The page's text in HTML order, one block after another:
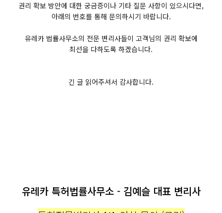
권리 확보 방안에 대한 궁금증이나 기타 질문 사항이 있으시다면,
아래의 번호를 통해 문의하시기 바랍니다.
유레카 법률사무소의 전문 변리사들이 고객님의 권리 확보에
최선을 다하도록 하겠습니다.
긴 글 읽어주셔서 감사합니다.
유레카 특허법률사무소 - 김예슬 대표 변리사